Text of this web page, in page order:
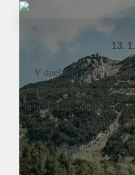
13.
V dnešnom článku sa
evakuačnú batožinu, ktorá
neočakávane opustiť
katastrofy či